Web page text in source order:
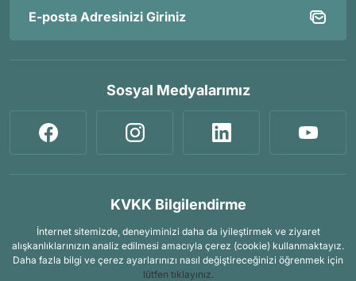
Sosyal Medyalarımız
KVKK Bilgilendirme
İnternet sitemizde, deneyiminizi daha da iyileştirmek ve ziyaret
alışkanlıklarınızın analiz edilmesi amacıyla çerez (cookie) kullanmaktayız.
Daha fazla bilgi ve çerez ayarlarınızı nasıl değiştireceğinizi öğrenmek için
lütfen tıklayınız.